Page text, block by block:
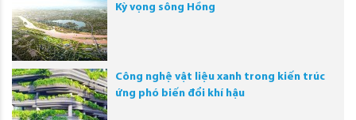
Kỳ vọng sông Hồng
Công nghệ vật liệu xanh trong kiến trúc
ứng phó biến đổi khí hậu